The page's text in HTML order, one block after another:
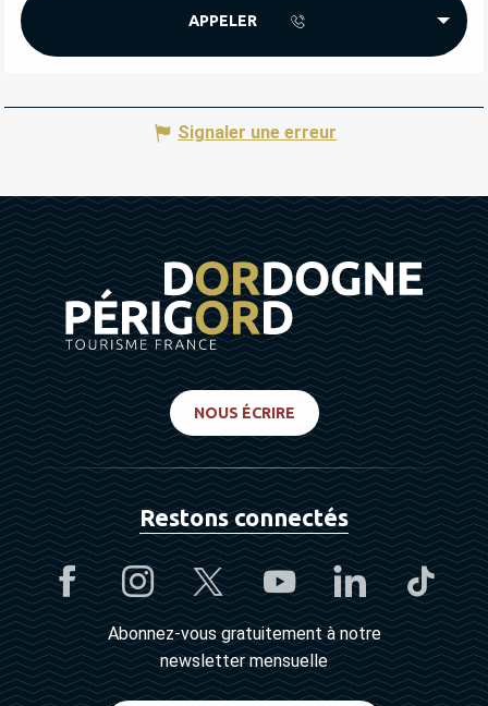
APPELER
Signaler une erreur
NOUS ÉCRIRE
Restons connectés
Abonnez-vous gratuitement à notre
newsletter mensuelle